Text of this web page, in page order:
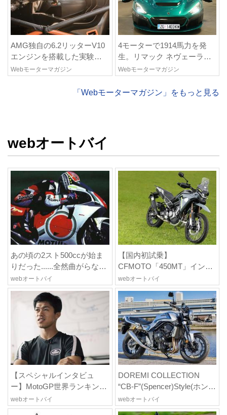
AMG独自の6.2リッターV10
エンジンを搭載した実験車
両!? ひっそり生き残ってい
た「CLK DTM AMG P900 プ
Webモーターマガジン
4モーターで1914馬力を発
生。リマック ネヴェーラは
クロアチア発のハイパー
BEV【スーパーカークロニ
クル・完全版/115】
Webモーターマガジン
「Webモーターマガジン」をもっと見る
webオートバイ
あの頃の2スト500ccが始ま
りだった......全然曲がらない
NSR500、軽快だがピーキー
だったRGV-Γ500【ノブ青木
のA.M.R. (アオキマニアック
レーシング) Vol.1】
webオートバイ
【国内初試乗】
CFMOTO「450MT」インプ
レ|素直で扱いやすくバラン
スに優れたミドルアドベン
チャー!
webオートバイ
【スペシャルインタビュ
ー】MotoGP世界ランキング
2位でも「理想には程遠い」
──小椋 藍が今日も走り続け
webオートバイ
DOREMI COLLECTION
“CB-F”(Spencer)Style(ホンダ
CB1000F)空冷CBの記憶を現
代のFで再構築する“CB-F
webオートバイ